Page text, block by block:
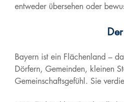
entweder übersehen oder
Bayern ist ein Flächenland –
Dörfern, Gemeinden, kleinen
Gemeinschaftsgefühl. Sie